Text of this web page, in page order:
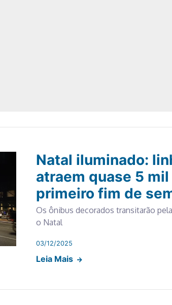
Natal iluminado:
atraem quase 5
primeiro fim de
Os ônibus decorados transitarão
o Natal
03/12/2025
Leia Mais